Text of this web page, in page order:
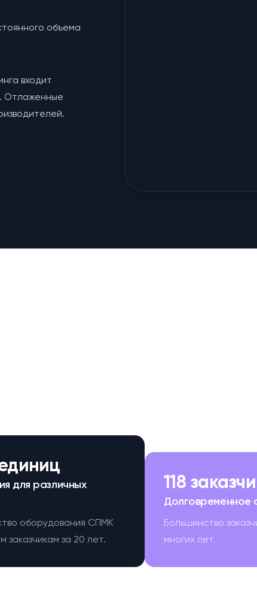
объема
входит
Отлаженные
для различных
оборудования СПМК
заказчикам за 20 лет.
118
Долговременное
Большинство
многих лет.